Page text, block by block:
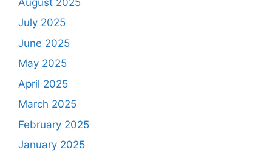
July 2025
June 2025
May 2025
April 2025
March 2025
February 2025
January 2025